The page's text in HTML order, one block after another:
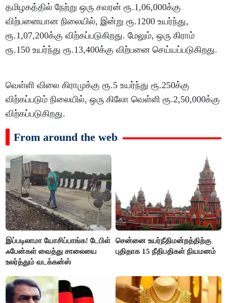
தமிழகத்தில் நேற்று ஒரு சவரன் ரூ.1,06,000க்கு
விற்பனையான நிலையில், இன்று ரூ.1200 உயர்ந்து,
ரூ.1,07,200க்கு விற்கப்படுகிறது. மேலும், ஒரு கிராம்
ரூ.150 உயர்ந்து ரூ.13,400க்கு விற்பனை செய்யப்படுகிறது.
வெள்ளி விலை கிராமுக்கு ரூ.5 உயர்ந்து ரூ.250க்கு
விற்கப்படும் நிலையில், ஒரு கிலோ வெள்ளி ரூ.2,50,000க்கு
விற்கப்படுகிறது.
From around the web
இப்படிலாமா யோசிப்பாங்க! டேபிள்
ஃபேன்கள் வைத்து சாலையை
உலர்த்தும் வடக்கன்ஸ்
சென்னை உயர்நீதிமன்றத்திற்கு
புதிதாக 15 நீதிபதிகள் நியமனம்